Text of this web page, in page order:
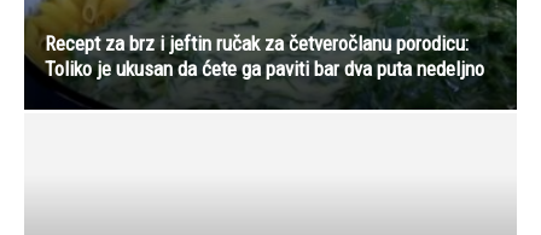
Recept za brz i jeftin ručak za četveročlanu porodicu:
Toliko je ukusan da ćete ga paviti bar dva puta nedeljno